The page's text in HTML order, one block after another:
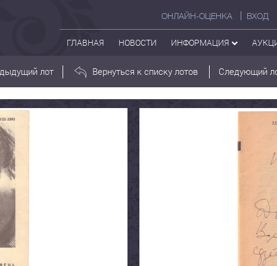
ОНЛАЙН-ОЦЕНКА ВХОД
ГЛАВНАЯ НОВОСТИ ИНФОРМАЦИЯ
лот Вернуться к списку лотов Следующий